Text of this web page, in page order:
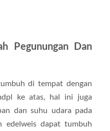
Pegunungan Dan
di tempat dengan
ke atas, hal ini juga
dan suhu udara pada
edelweis dapat tumbuh